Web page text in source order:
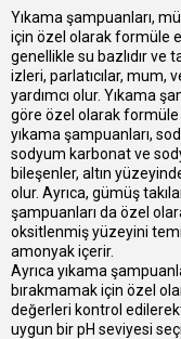
Yıkama şampuanları,
için özel olarak formüle
genellikle su bazlıdır ve
izleri, parlatıcılar, mum,
yardımcı olur. Yıkama
göre özel olarak formüle
yıkama şampuanları,
sodyum karbonat ve
bileşenler, altın
olur. Ayrıca, gümüş
şampuanları da özel
oksitlenmiş yüzeyini
amonyak içerir.
Ayrıca yıkama
bırakmamak için özel
değerleri kontrol
uygun bir pH seviyesi